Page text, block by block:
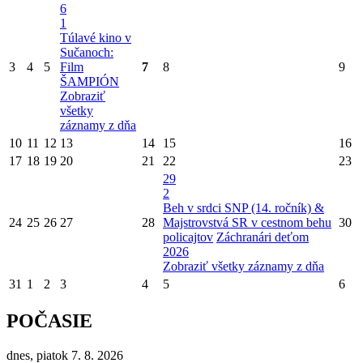
3 4 5
6
1
Túlavé kino v
Sučanoch:
Film
ŠAMPIÓN
Zobraziť
všetky
záznamy z dňa
7 8 9
10 11 12 13 14 15
16
17 18 19 20 21 22 23
24 25 26 27 28
29
2
Beh v srdci SNP (14. ročník) &
Majstrovstvá SR v cestnom behu
policajtov Záchranári deťom
2026
Zobraziť všetky záznamy z dňa
30
31 1 2 3 4 5 6
POČASIE
dnes, piatok 7. 8. 2026